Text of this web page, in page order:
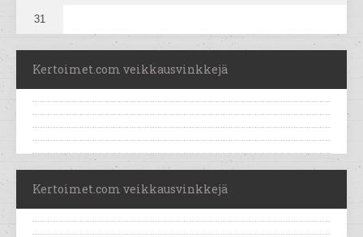
31
Kertoimet.com veikkausvinkkejä
Kertoimet.com veikkausvinkkejä